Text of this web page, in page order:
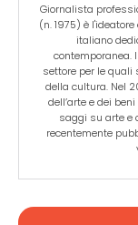
Giornalista
(n. 1975) è
italiano
contemporanea.
settore per le quali
della cultura. Nel
dell’arte e dei
saggi su arte e
recentemente